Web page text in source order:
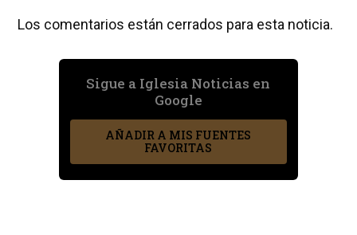
Los comentarios están cerrados para esta noticia.
Sigue a Iglesia Noticias en
Google
AÑADIR A MIS FUENTES
FAVORITAS